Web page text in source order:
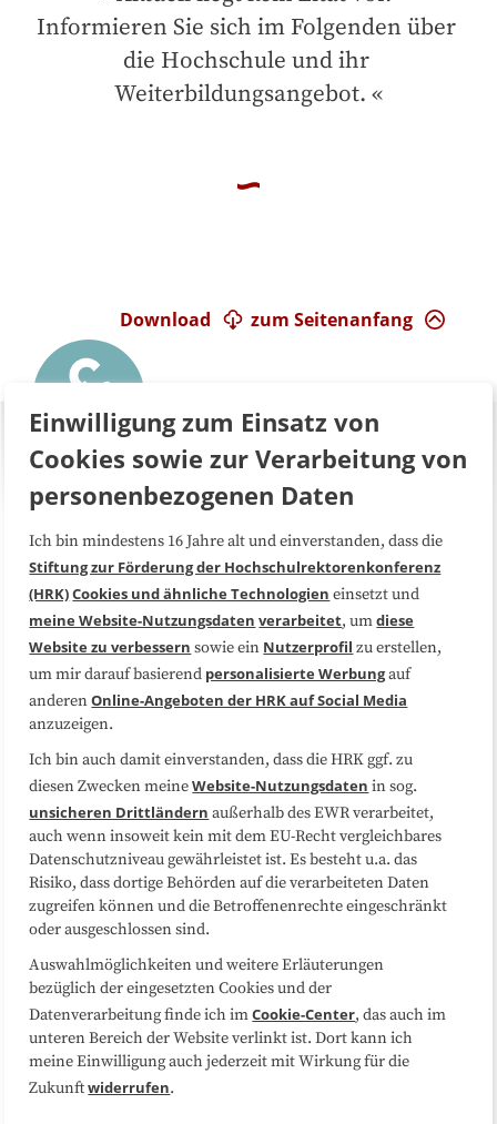
Informieren Sie sich im Folgenden über
die Hochschule und ihr
Weiterbildungsangebot.
zum Seitenanfang
Download
Über uns FAQ
Medienarbeit Kooperationen
Datenschutzerklärung Impressum
Sitemap
Folgen Sie uns
Einwilligung zum Einsatz von
Cookies sowie zur Verarbeitung von
personenbezogenen Daten
Ich bin mindestens 16 Jahre alt und einverstanden, dass die
Stiftung zur Förderung der Hochschulrektorenkonferenz
(HRK)Cookies und ähnliche Technologien einsetzt und
meine Website-Nutzungsdaten verarbeitet, umdiese
Website zu verbessern sowie ein Nutzerprofil zu erstellen,
um mir darauf basierend personalisierte Werbungauf
anderenOnline-Angeboten der HRK auf Social Media
anzuzeigen.
Ich bin auch damit einverstanden, dass die HRK ggf. zu
diesen Zwecken meineWebsite-Nutzungsdaten in sog.
unsicheren Drittländern außerhalb des EWR verarbeitet,
auch wenn insoweit kein mit dem EU-Recht vergleichbares
Datenschutzniveau gewährleistet ist. Es besteht u.a. das
Risiko, dass dortige Behörden auf die verarbeiteten Daten
zugreifen können und die Betroffenenrechte eingeschränkt
oder ausgeschlossen sind.
Auswahlmöglichkeiten und weitere Erläuterungen
bezüglich der eingesetzten Cookies und der
Datenverarbeitung finde ich imCookie-Center, das auch im
unteren Bereich der Website verlinkt ist. Dort kann ich
meine Einwilligung auch jederzeit mit Wirkung für die
Zukunftwiderrufen.